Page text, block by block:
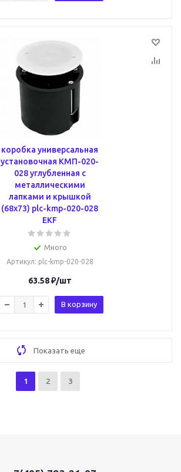
коробка универсальная
установочная КМП-020-
028 углубленная с
металлическими
лапками и крышкой
(68х73) plc-kmp-020-028
EKF
Много
Артикул: plc-kmp-020-028
63.58₽/шт
В корзину
Показать еще
1 2 3